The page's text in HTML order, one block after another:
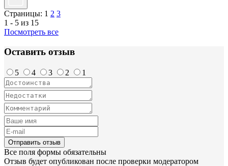
Страницы: 1 2 3
1 - 5 из 15
Посмотреть все
Оставить отзыв
5 4 3 2 1
Отправить отзыв
Все поля формы обязательны
Отзыв будет опубликован после проверки модератором